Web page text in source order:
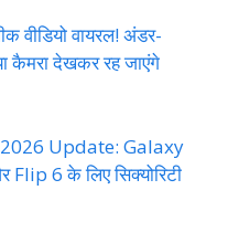
वीडियो वायरल! अंडर-
कैमरा देखकर रह जाएंगे
Update: Galaxy
6 के लिए सिक्योरिटी